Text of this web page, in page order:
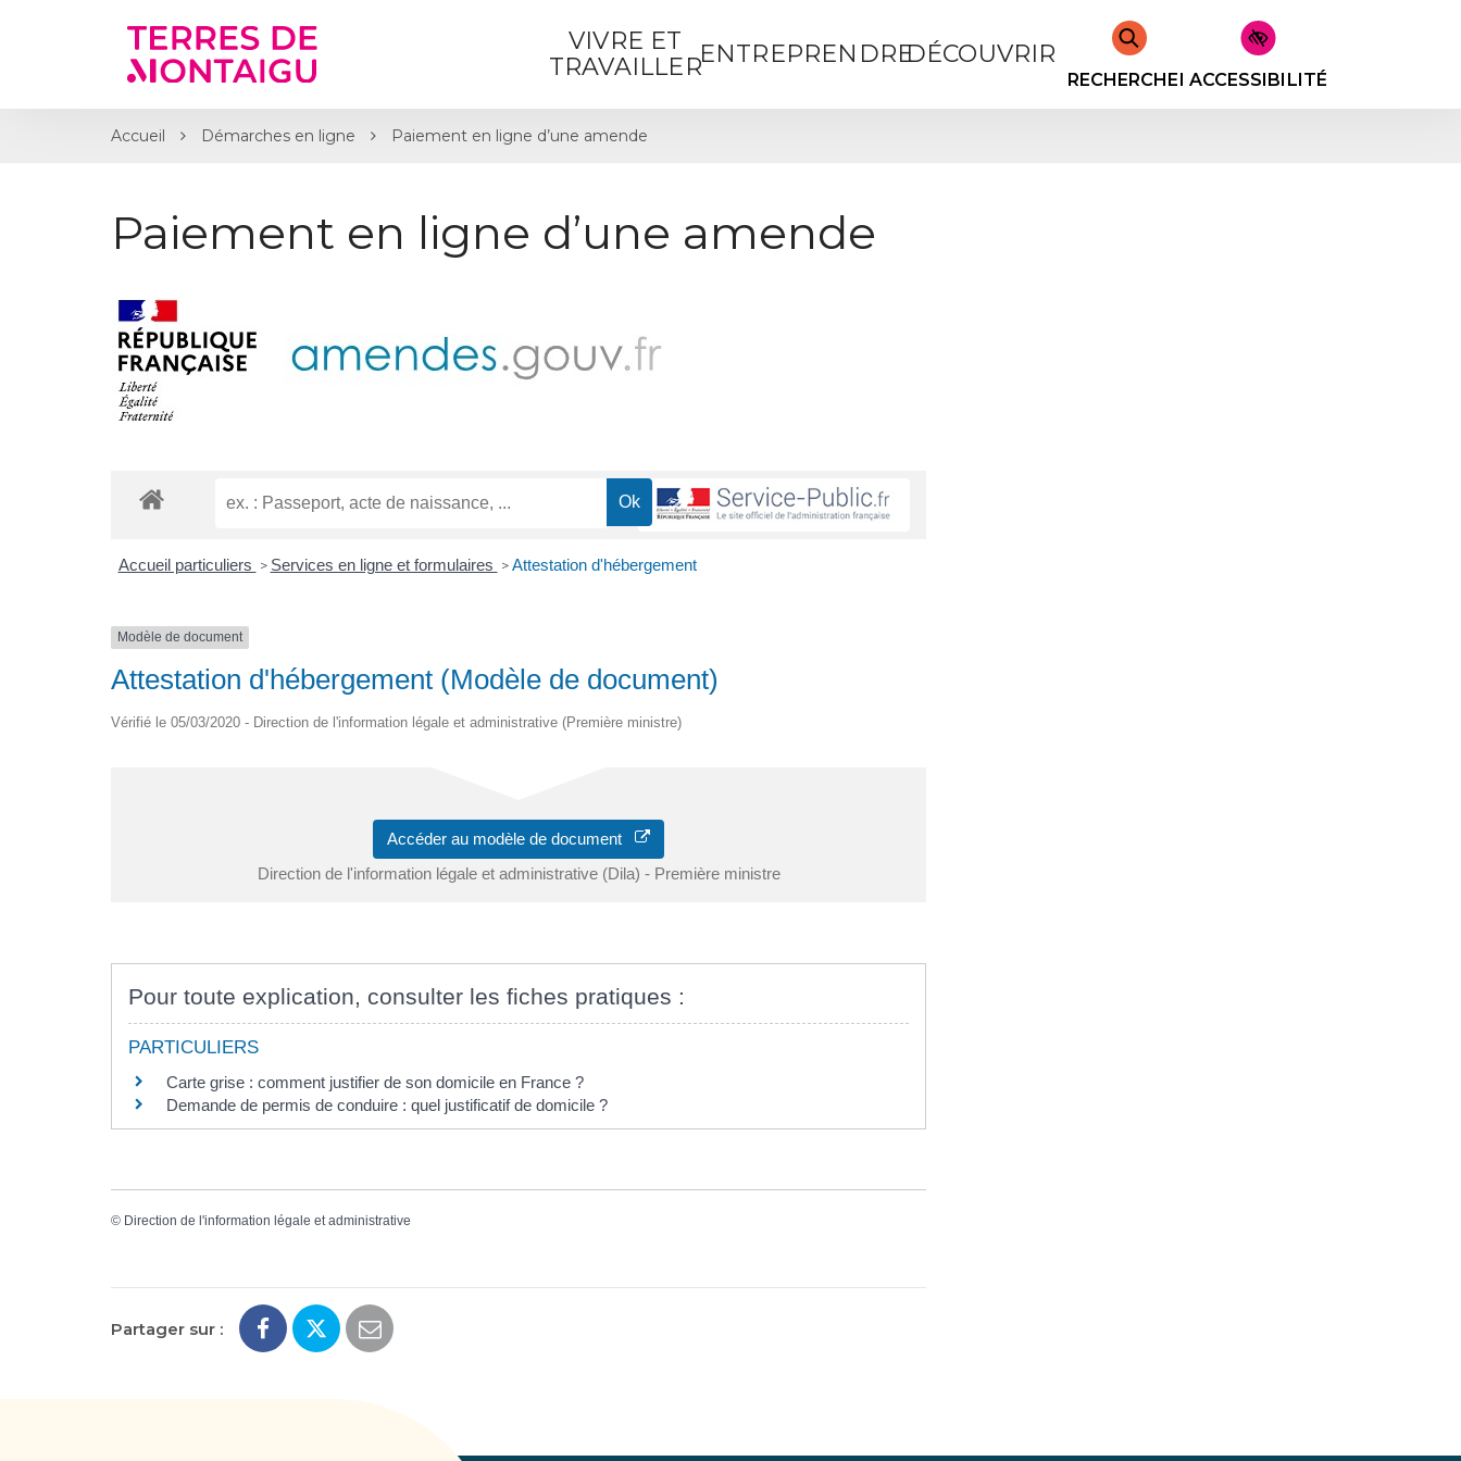
VIVRE ET
TRAVAILLERENTREPRENDREDÉCOUVRIR
RECHERCHERACCESSIBILITÉ
Accueil Démarches en ligne Paiement en ligne d’une amende
Paiement en ligne d’une amende
Accueil particuliers > Services en ligne et formulaires > Attestation d'hébergement
Modèle de document
Attestation d'hébergement (Modèle de document)
Vérifié le 05/03/2020 - Direction de l'information légale et administrative (Première ministre)
Accéder au modèle de document
Direction de l'information légale et administrative (Dila) - Première ministre
Pour toute explication, consulter les fiches pratiques :
PARTICULIERS
Carte grise : comment justifier de son domicile en France ?
Demande de permis de conduire : quel justificatif de domicile ?
© Direction de l'information légale et administrative
Partager sur :